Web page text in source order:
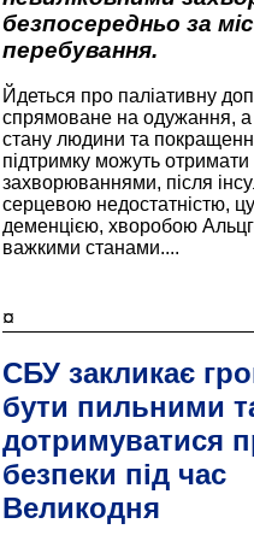
безпосередньо за
перебування.
Йдеться про паліативну
спрямоване на одужання,
стану людини та
підтримку можуть отримати
захворюваннями, після
серцевою недостатністю,
деменцією, хворобою
важкими станами....
¤
СБУ закликає
бути пильними
дотримуватися
безпеки під час
Великодня